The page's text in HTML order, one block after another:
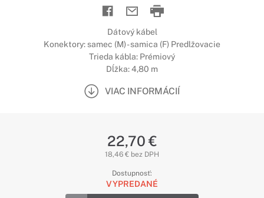
Dátový kábel
Konektory: samec (M) - samica (F) Predlžovacie
Trieda kábla: Prémiový
Dĺžka: 4,80 m
VIAC INFORMÁCIÍ
22,70 €
18,46 € bez DPH
Dostupnosť:
VYPREDANÉ